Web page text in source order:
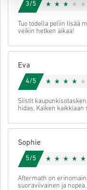
3/5
Tuo todella peliin lisää
veikin hetken aikaa!
Eva
4/5
Siistit
hidas. Kaiken kaikkiaan
Sophie
5/5
Aftermath on
suoraviivainen ja nopea.